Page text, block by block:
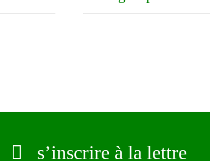
s’inscrire à la lettre